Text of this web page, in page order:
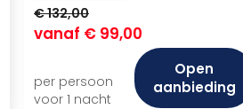
€ 132,00
vanaf € 99,00
per persoon
voor 1 nacht
Open
aanbieding